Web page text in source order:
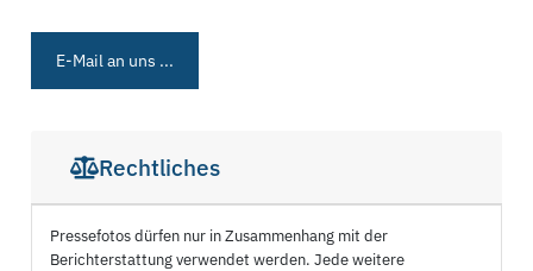
E-Mail an uns ...
Rechtliches
Pressefotos dürfen nur in Zusammenhang mit der
Berichterstattung verwendet werden. Jede weitere